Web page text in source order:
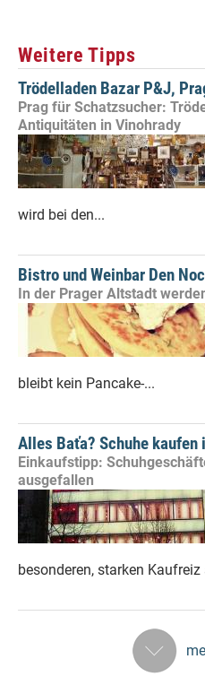
Weitere Tipps
Trödelladen Bazar P&J,
Prag für Schatzsucher:
Antiquitäten in Vinohrady
wird bei den...
Bistro und Weinbar Den
In der Prager Altstadt
bleibt kein Pancake-...
Alles Baťa? Schuhe kaufen
Einkaufstipp:
ausgefallen
besonderen, starken Kaufreiz